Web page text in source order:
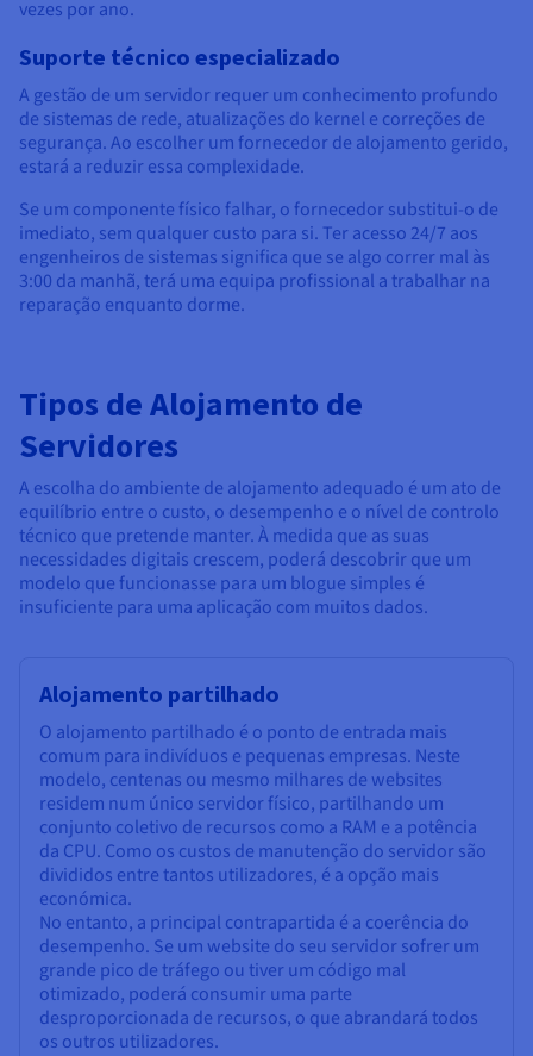
vezes por ano.
Suporte técnico especializado
A gestão de um servidor requer um conhecimento profundo
de sistemas de rede, atualizações do kernel e correções de
segurança. Ao escolher um fornecedor de alojamento gerido,
estará a reduzir essa complexidade.
Se um componente físico falhar, o fornecedor substitui-o de
imediato, sem qualquer custo para si. Ter acesso 24/7 aos
engenheiros de sistemas significa que se algo correr mal às
3:00 da manhã, terá uma equipa profissional a trabalhar na
reparação enquanto dorme.
Tipos de Alojamento de
Servidores
A escolha do ambiente de alojamento adequado é um ato de
equilíbrio entre o custo, o desempenho e o nível de controlo
técnico que pretende manter. À medida que as suas
necessidades digitais crescem, poderá descobrir que um
modelo que funcionasse para um blogue simples é
insuficiente para uma aplicação com muitos dados.
Alojamento partilhado
O alojamento partilhado é o ponto de entrada mais
comum para indivíduos e pequenas empresas. Neste
modelo, centenas ou mesmo milhares de websites
residem num único servidor físico, partilhando um
conjunto coletivo de recursos como a RAM e a potência
da CPU. Como os custos de manutenção do servidor são
divididos entre tantos utilizadores, é a opção mais
económica.
No entanto, a principal contrapartida é a coerência do
desempenho. Se um website do seu servidor sofrer um
grande pico de tráfego ou tiver um código mal
otimizado, poderá consumir uma parte
desproporcionada de recursos, o que abrandará todos
os outros utilizadores.